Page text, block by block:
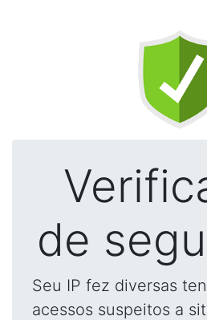
de
Seu IP fez diversas
acessos suspeitos a